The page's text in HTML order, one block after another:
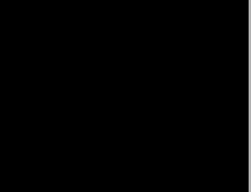
series Crossing
contamos con enlaces a
nuestro catálogo de